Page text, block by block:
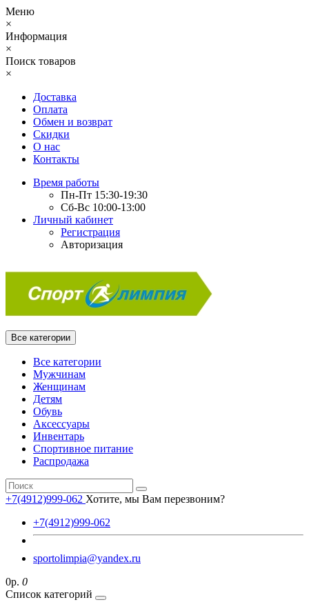
Меню
×
Информация
×
Поиск товаров
×
Доставка
Оплата
Обмен и возврат
Скидки
О нас
Контакты
Время работы
Пн-Пт 15:30-19:30
Сб-Вс 10:00-13:00
Личный кабинет
Регистрация
Авторизация
Все категории
Все категории
Мужчинам
Женщинам
Детям
Обувь
Аксессуары
Инвентарь
Спортивное питание
Распродажа
+7(4912)999-062 Хотите, мы Вам перезвоним?
+7(4912)999-062
sportolimpia@yandex.ru
0р. 0
Список категорий